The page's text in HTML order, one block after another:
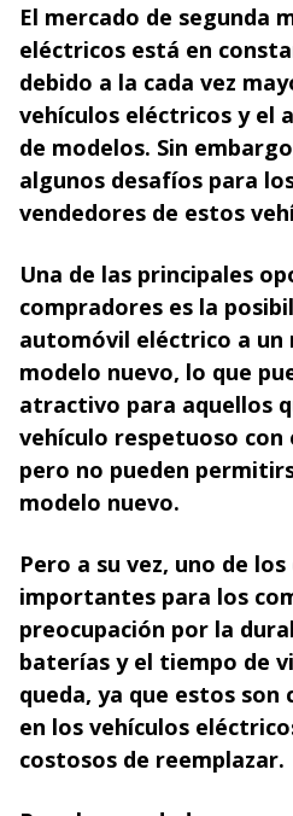
El mercado de segunda
eléctricos está en
debido a la cada vez
vehículos eléctricos y el
de modelos. Sin
algunos desafíos para
vendedores de estos
Una de las principales
compradores es la
automóvil eléctrico a un
modelo nuevo, lo que
atractivo para aquellos
vehículo respetuoso
pero no pueden
modelo nuevo.
Pero a su vez, uno de
importantes para los
preocupación por la
baterías y el tiempo de
queda, ya que estos son
en los vehículos
costosos de reemplazar.